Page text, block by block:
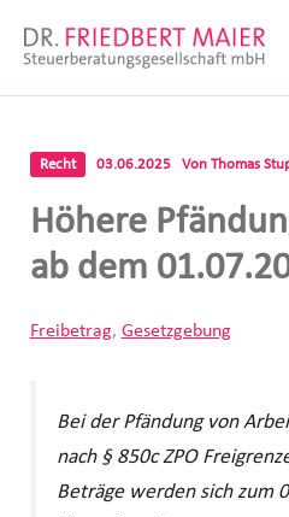
Inhalt
Recht 03.06.2025 Von Thomas
Höhere
ab dem
Freibetrag, Gesetzgebung
Bei der Pfändung von
nach § 850c ZPO
Beträge werden sich zum